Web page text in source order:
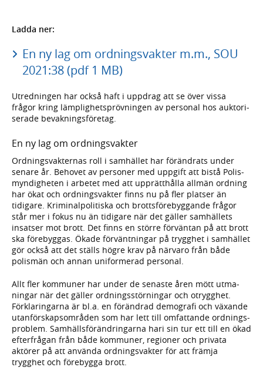
Ladda ner:
En ny lag om ordningsvakter m.m., SOU
2021:38 (pdf 1 MB)
Utredningen har också haft i upp­drag att se över vissa
frågor kring lämp­lig­hets­pröv­ningen av personal hos auktori­
serade bevak­nings­företag.
En ny lag om ordningsvakter
Ordnings­vakternas roll i samhället har föränd­rats under
senare år. Behovet av personer med uppgift att bistå Polis­
myndig­heten i arbetet med att upp­rätt­hålla allmän ordning
har ökat och ord­nings­vakter finns nu på fler platser än
tidigare. Kriminal­politiska och brotts­före­byggande frågor
står mer i fokus nu än tidigare när det gäller sam­hällets
insatser mot brott. Det finns en större förväntan på att brott
ska före­byggas. Ökade förvänt­ningar på trygghet i sam­hället
gör också att det ställs högre krav på närvaro från både
polismän och annan unifor­merad personal.
Allt fler kommuner har under de senaste åren mött utma­
ningar när det gäller ordnings­störningar och otrygghet.
Förkla­ringarna är bl.a. en föränd­rad demo­grafi och växande
utan­för­skaps­områden som har lett till omfat­tande ord­nings­
problem. Sam­hälls­föränd­ringarna hari sin tur ett till en ökad
efter­frågan från både kom­muner, regioner och privata
aktörer på att använda ordnings­vakter för att främja
trygghet och före­bygga brott.